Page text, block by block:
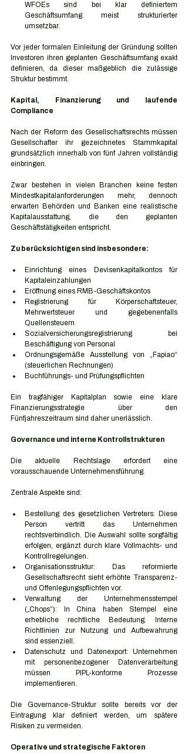
WFOEs sind bei klar definiertem
Geschäftsumfang meist strukturierter
umsetzbar.
Vor jeder formalen Einleitung der Gründung sollten
Investoren ihren geplanten Geschäftsumfang exakt
definieren, da dieser maßgeblich die zulässige
Struktur bestimmt.
Kapital, Finanzierung und laufende
Compliance
Nach der Reform des Gesellschaftsrechts müssen
Gesellschafter ihr gezeichnetes Stammkapital
grundsätzlich innerhalb von fünf Jahren vollständig
einbringen.
Zwar bestehen in vielen Branchen keine festen
Mindestkapitalanforderungen mehr, dennoch
erwarten Behörden und Banken eine realistische
Kapitalausstattung, die den geplanten
Geschäftstätigkeiten entspricht.
Zu berücksichtigen sind insbesondere:
Einrichtung eines Devisenkapitalkontos für
Kapitaleinzahlungen
Eröffnung eines RMB-Geschäftskontos
Registrierung für Körperschaftsteuer,
Mehrwertsteuer und gegebenenfalls
Quellensteuern
Sozialversicherungsregistrierung bei
Beschäftigung von Personal
Ordnungsgemäße Ausstellung von „Fapiao“
(steuerlichen Rechnungen)
Buchführungs- und Prüfungspflichten
Ein tragfähiger Kapitalplan sowie eine klare
Finanzierungsstrategie über den
Fünfjahreszeitraum sind daher unerlässlich.
Governance und interne Kontrollstrukturen
Die aktuelle Rechtslage erfordert eine
vorausschauende Unternehmensführung.
Zentrale Aspekte sind:
Bestellung des gesetzlichen Vertreters: Diese
Person vertritt das Unternehmen
rechtsverbindlich. Die Auswahl sollte sorgfältig
erfolgen, ergänzt durch klare Vollmachts- und
Kontrollregelungen.
Organisationsstruktur: Das reformierte
Gesellschaftsrecht sieht erhöhte Transparenz-
und Offenlegungspflichten vor.
Verwaltung der Unternehmensstempel
(„Chops“): In China haben Stempel eine
erhebliche rechtliche Bedeutung. Interne
Richtlinien zur Nutzung und Aufbewahrung
sind essenziell.
Datenschutz und Datenexport: Unternehmen
mit personenbezogener Datenverarbeitung
müssen PIPL-konforme Prozesse
implementieren.
Die Governance-Struktur sollte bereits vor der
Eintragung klar definiert werden, um spätere
Risiken zu vermeiden.
Operative und strategische Faktoren